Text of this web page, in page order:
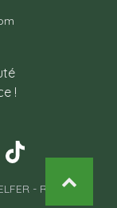
!
- Recettes